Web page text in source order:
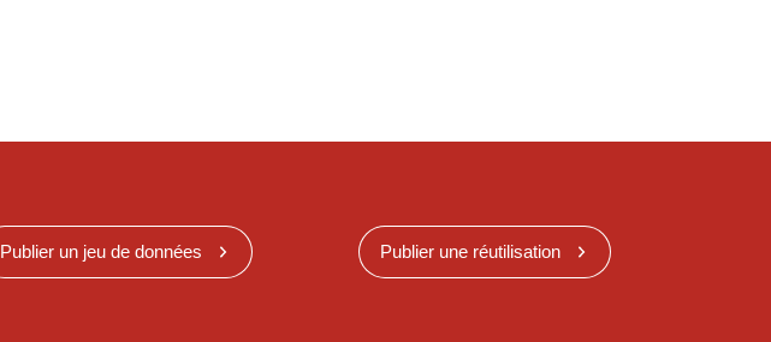
Publier un jeu de données Publier une réutilisation